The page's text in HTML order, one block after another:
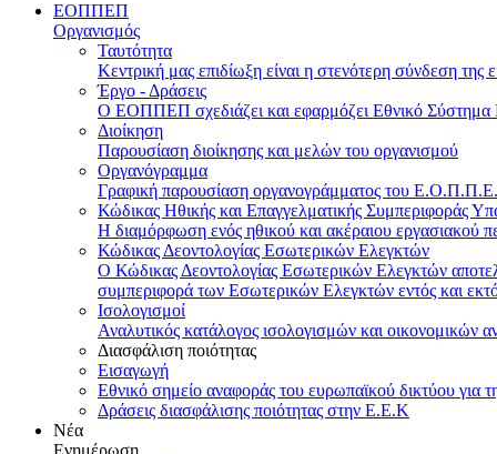
ΕΟΠΠΕΠ
Οργανισμός
Ταυτότητα
Κεντρική μας επιδίωξη είναι η στενότερη σύνδεση της
Έργο - Δράσεις
Ο ΕΟΠΠΕΠ σχεδιάζει και εφαρμόζει Eθνικό Σύστημα
Διοίκηση
Παρουσίαση διοίκησης και μελών του οργανισμού
Οργανόγραμμα
Γραφική παρουσίαση οργανογράμματος του
Κώδικας Ηθικής και Επαγγελματικής Συμπεριφοράς
Η διαμόρφωση ενός ηθικού και ακέραιου εργασιακού
Κώδικας Δεοντολογίας Εσωτερικών Ελεγκτών
Ο Κώδικας Δεοντολογίας Εσωτερικών Ελεγκτών
συμπεριφορά των Εσωτερικών Ελεγκτών εντός και
Ισολογισμοί
Αναλυτικός κατάλογος ισολογισμών και οικονομικών
Διασφάλιση ποιότητας
Εισαγωγή
Εθνικό σημείο αναφοράς του ευρωπαϊκού δικτύου για
Δράσεις διασφάλισης ποιότητας στην Ε.Ε.Κ
Νέα
Ενημέρωση